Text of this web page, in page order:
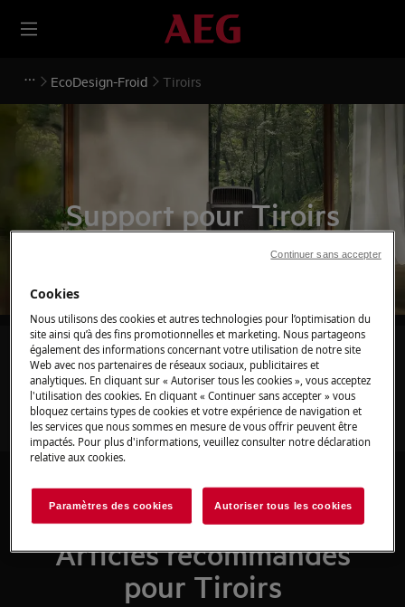
EcoDesign-Froid Tiroirs
Support pour Tiroirs
Recherchez parmi nos articles d'assistance
Articles recommandés
pour Tiroirs
Cookies
Nous utilisons des cookies et autres technologies pour l’optimisation du
site ainsi qu’à des fins promotionnelles et marketing. Nous partageons
également des informations concernant votre utilisation de notre site
Web avec nos partenaires de réseaux sociaux, publicitaires et
analytiques. En cliquant sur « Autoriser tous les cookies », vous acceptez
l'utilisation des cookies. En cliquant « Continuer sans accepter » vous
bloquez certains types de cookies et votre expérience de navigation et
les services que nous sommes en mesure de vous offrir peuvent être
impactés. Pour plus d'informations, veuillez consulter notre déclaration
relative aux cookies.
Paramètres des cookies Autoriser tous les cookies
Continuer sans accepter